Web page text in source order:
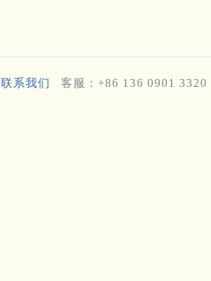
联系我们 客服：+86 136 0901 3320